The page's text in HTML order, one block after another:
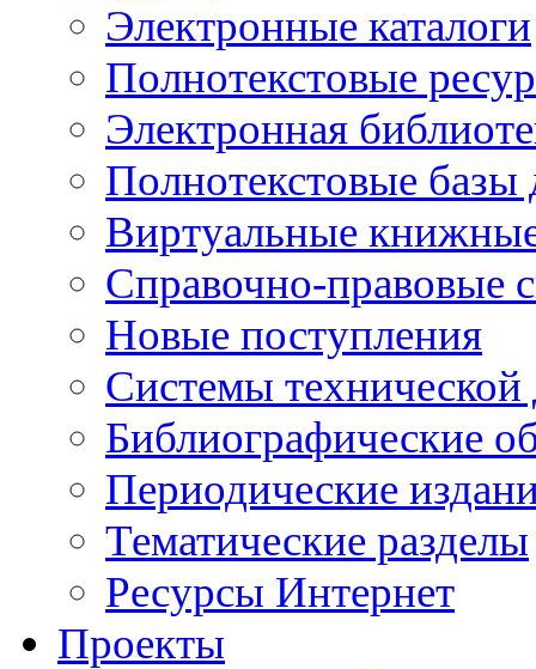
Электронные каталоги
Полнотекстовые
Электронная
Полнотекстовые
Виртуальные
Справочно-правовые
Новые поступления
Cистемы
Библиографические
Периодические
Тематические разделы
Ресурсы Интернет
Проекты